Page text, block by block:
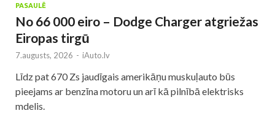
PASAULĒ
No 66 000 eiro – Dodge Charger atgriežas
Eiropas tirgū
7.augusts, 2026 - iAuto.lv
Līdz pat 670 Zs jaudīgais amerikāņu muskuļauto būs
pieejams ar benzīna motoru un arī kā pilnībā elektrisks
mdelis.